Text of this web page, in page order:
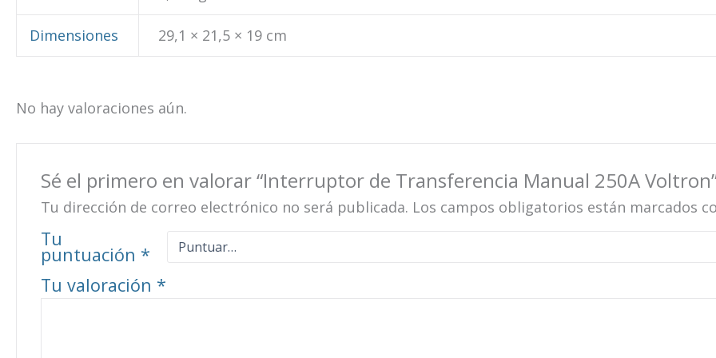
Dimensiones 29,1 × 21,5 × 19 cm
No hay valoraciones aún.
Sé el primero en valorar “Interruptor de Transferencia Manual 250A
Tu dirección de correo electrónico no será publicada. Los campos obligatorios están marcados
Tu
puntuación *
Tu valoración *